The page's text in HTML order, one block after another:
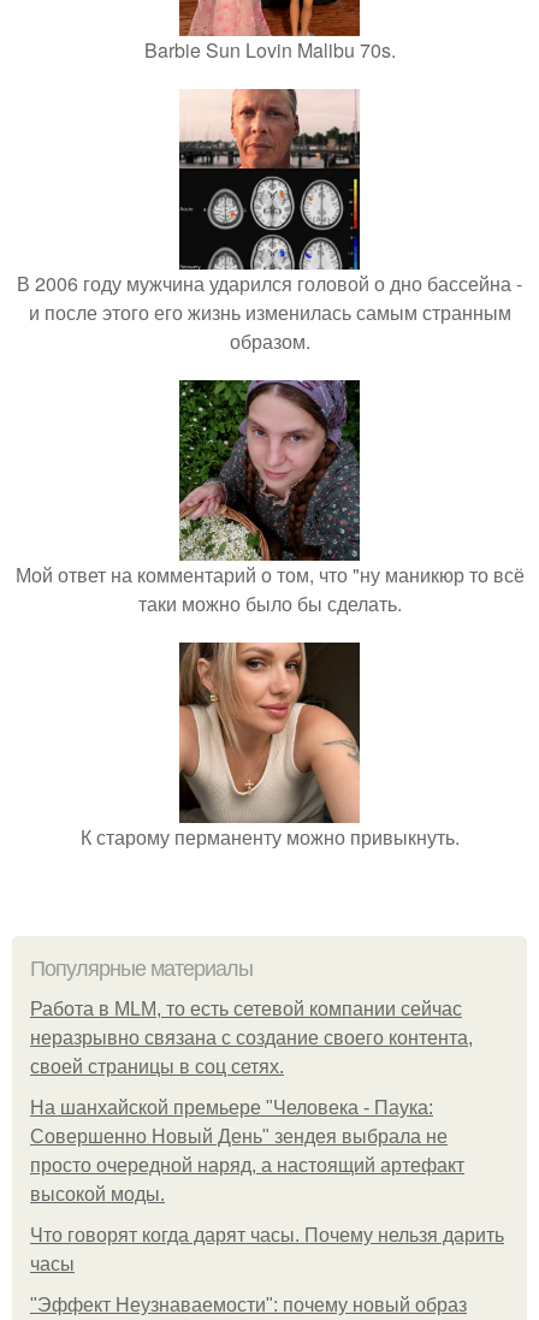
Barbie Sun Lovin Malibu 70s.
В 2006 году мужчина ударился головой о дно бассейна -
и после этого его жизнь изменилась самым странным
образом.
Мой ответ на комментарий о том, что "ну маникюр то всё
таки можно было бы сделать.
К старому перманенту можно привыкнуть.
Популярные материалы
Работа в MLM, то есть сетевой компании сейчас
неразрывно связана с создание своего контента,
своей страницы в соц сетях.
На шанхайской премьере "Человека - Паука:
Совершенно Новый День" зендея выбрала не
просто очередной наряд, а настоящий артефакт
высокой моды.
Что говорят когда дарят часы. Почему нельзя дарить
часы
"Эффект Неузнаваемости": почему новый образ